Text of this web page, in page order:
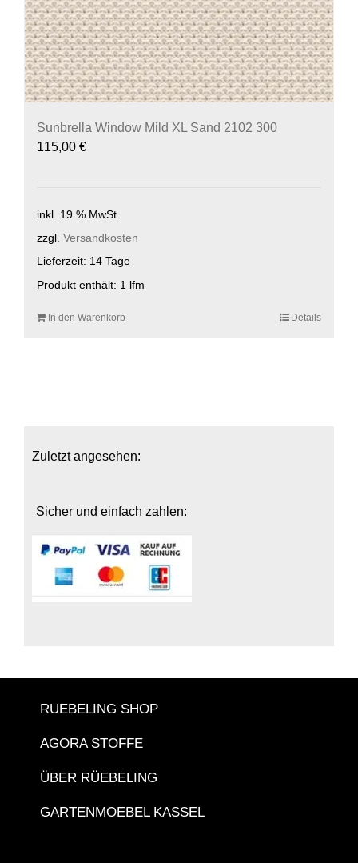
Sunbrella Window Mild XL Sand 2102 300
115,00 €
inkl. 19 % MwSt.
zzgl. Versandkosten
Lieferzeit: 14 Tage
Produkt enthält: 1 lfm
In den Warenkorb Details
Zuletzt angesehen:
Sicher und einfach zahlen:
RUEBELING SHOP
AGORA STOFFE
ÜBER RÜEBELING
GARTENMOEBEL KASSEL